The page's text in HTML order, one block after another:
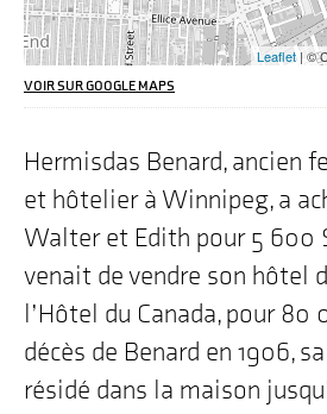
les
utilisateurs
de
lecteurs
d'écran,
que
nous
mettons
avant
la
carte
"454
Rue
Edmonton,
Leaflet| ©
VOIR SUR GOOGLE MAPS
Hermisdas Benard, ancien
et hôtelier à Winnipeg, a
Walter et Edith pour 5 600
venait de vendre son hôtel
l’Hôtel du Canada, pour 80
décès de Benard en 1906,
résidé dans la maison